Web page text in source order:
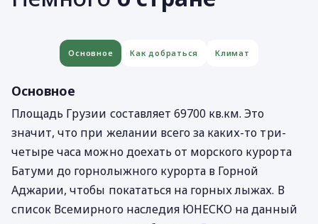
Основное Как добраться Климат
Основное
Площадь Грузии составляет 69700 кв.км. Это
значит, что при желании всего за каких-то три-
четыре часа можно доехать от морского курорта
Батуми до горнолыжного курорта в Горной
Аджарии, чтобы покататься на горных лыжах. В
список Всемирного наследия ЮНЕСКО на данный